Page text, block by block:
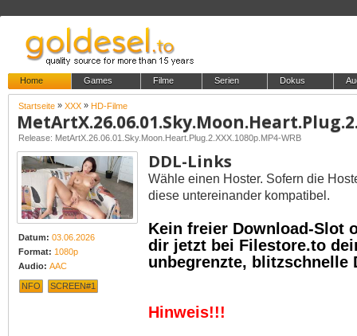
Home Games Filme Serien Dokus
Startseite » XXX » HD-Filme
Release: MetArtX.26.06.01.Sky.Moon.Heart.Plug.2.XXX.1080p.MP4-WRB
Datum: 03.06.2026
Format: 1080p
Audio: AAC
NFO SCREEN#1
DDL-Links
Wähle einen Hoster. Sofern die
diese untereinander kompatibel.
Kein freier Download-Slot
dir jetzt bei Filestore.to
unbegrenzte, blitzschnelle
Hinweis!!!